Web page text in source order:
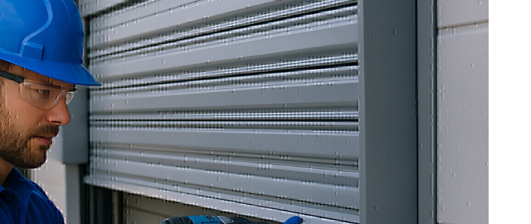
und eine transparente Kommunikation mit unseren Kunden. Dabei profitieren Sie von unserer
und einem engagierten Team, das Ihre Anforderungen mit größter Sorgfalt umsetzt. Unsere
Wartung machen uns zum idealen Partner für alle Tore in Ihrer Region.
Wir bieten Ihnen robuste und langlebige Industrietore, die speziell auf
die hohen Anforderungen Ihres Gewerbebetriebs abgestimmt sind. Ob
Sektionaltore, Rolltore oder Schnelllauftore – unsere Lösungen